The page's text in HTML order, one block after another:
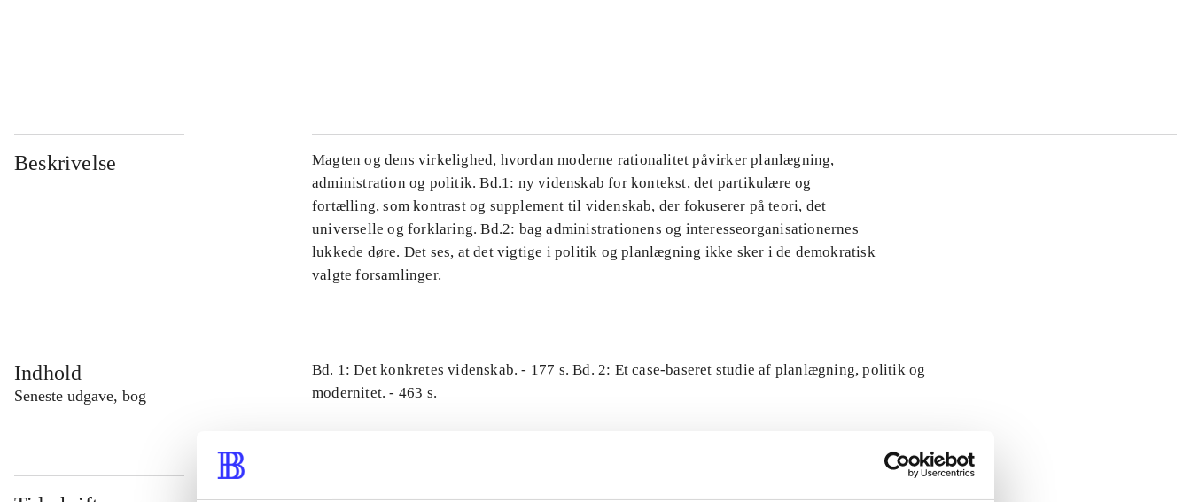
Beskrivelse
Magten og dens virkelighed, hvordan moderne rationalitet påvirker planlægning,
administration og politik. Bd.1: ny videnskab for kontekst, det partikulære og
fortælling, som kontrast og supplement til videnskab, der fokuserer på teori, det
universelle og forklaring. Bd.2: bag administrationens og interesseorganisationernes
lukkede døre. Det ses, at det vigtige i politik og planlægning ikke sker i de demokratisk
valgte forsamlinger.
Indhold
Seneste udgave, bog
Bd. 1: Det konkretes videnskab. - 177 s. Bd. 2: Et case-baseret studie af planlægning, politik og
modernitet. - 463 s.